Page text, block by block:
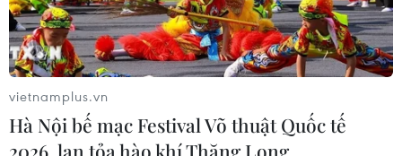
07/08/2026 04:28
Mở ra giai đoạn triển khai thực chất
quan hệ giữa Việt Nam và Australia
07/08/2026 01:27
vietnamplus.vn
Hà Nội bế mạc Festival Võ thuật Quốc tế
2026, lan tỏa hào khí Thăng Long